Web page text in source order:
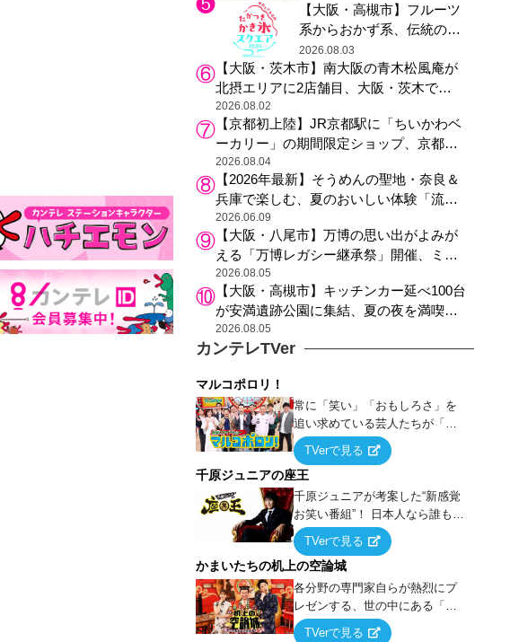
ち遠しい」と早くから注目
【大阪・高槻市】フルーツ
系からおかず系、伝統の天
然氷まで人気店が集結、高
槻阪急スクエアで「かき
氷」祭り
2026.08.03
【大阪・茨木市】南大阪の青木松風庵が
北摂エリアに2店舗目、大阪・茨木で
も“焼きたて”の月化粧が食べられる
2026.08.02
【京都初上陸】JR京都駅に「ちいかわベ
ーカリー」の期間限定ショップ、京都の
銘菓“おたべ”との限定コラボも
2026.08.04
【2026年最新】そうめんの聖地・奈良＆
兵庫で楽しむ、夏のおいしい体験「流し
そうめん体験」おすすめ3選
2026.06.09
【大阪・八尾市】万博の思い出がよみが
える「万博レガシー継承祭」開催、ミャ
クミャク登場、大屋根リング木材展示も
2026.08.05
【大阪・高槻市】キッチンカー延べ100台
が安満遺跡公園に集結、夏の夜を満喫す
る4日間のグルメイベント
2026.08.05
カンテレTVer
マルコポロリ！
常に「笑い」「おもしろさ」を
追い求めている芸人たちが「芸
能界」という大海原に漕ぎ出で
て、新たなオモシロ人間を発掘
する！
TVerで見る
千原ジュニアの座王
千原ジュニアが考案した“新感覚
お笑い番組”！ 日本人なら誰もが
馴染みのある『イス取りゲー
ム』をベースに、大喜利・ギャ
グ・モノボケ・歌…など様々な
お題で芸人がショートネタを競
い合う！
TVerで見る
かまいたちの机上の空論城
各分野の専門家自らが熱烈にプ
レゼンする、世の中にある「試
したことはないが、やってみた
TVerで見る